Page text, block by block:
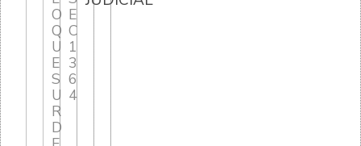
O
Q
U
E
S
U
R
D
E
C
1
3
6
4